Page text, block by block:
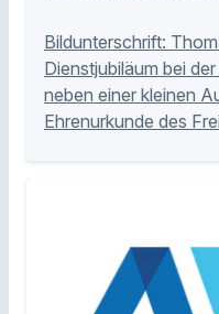
Bildunterschrift:
Dienstjubiläum bei
neben einer kleinen
Ehrenurkunde des